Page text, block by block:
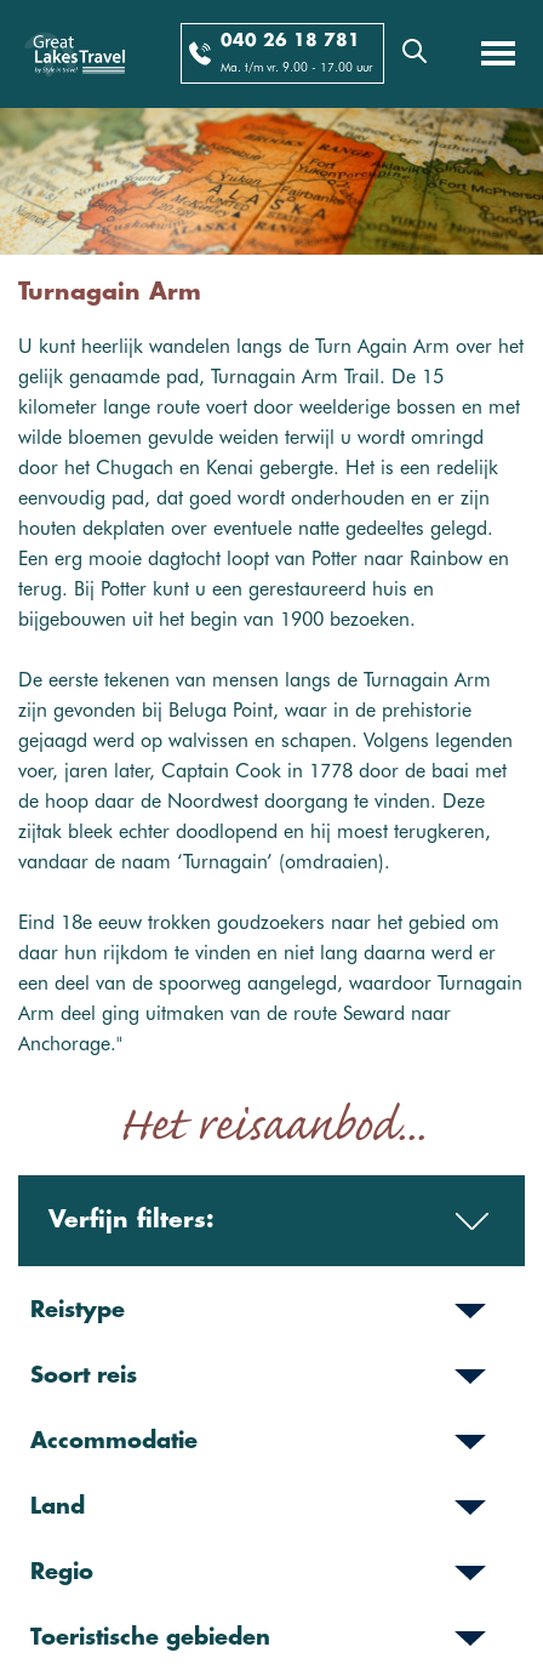
040 26 18 781
Ma. t/m vr. 9.00 - 17.00 uur
Turnagain Arm
U kunt heerlijk wandelen langs de Turn Again Arm over het
gelijk genaamde pad, Turnagain Arm Trail. De 15
kilometer lange route voert door weelderige bossen en met
wilde bloemen gevulde weiden terwijl u wordt omringd
door het Chugach en Kenai gebergte. Het is een redelijk
eenvoudig pad, dat goed wordt onderhouden en er zijn
houten dekplaten over eventuele natte gedeeltes gelegd.
Een erg mooie dagtocht loopt van Potter naar Rainbow en
terug. Bij Potter kunt u een gerestaureerd huis en
bijgebouwen uit het begin van 1900 bezoeken.
De eerste tekenen van mensen langs de Turnagain Arm
zijn gevonden bij Beluga Point, waar in de prehistorie
gejaagd werd op walvissen en schapen. Volgens legenden
voer, jaren later, Captain Cook in 1778 door de baai met
de hoop daar de Noordwest doorgang te vinden. Deze
zijtak bleek echter doodlopend en hij moest terugkeren,
vandaar de naam ‘Turnagain’ (omdraaien).
Eind 18e eeuw trokken goudzoekers naar het gebied om
daar hun rijkdom te vinden en niet lang daarna werd er
een deel van de spoorweg aangelegd, waardoor Turnagain
Arm deel ging uitmaken van de route Seward naar
Anchorage."
Het reisaanbod...
Verfijn filters:
Reistype
Soort reis
Accommodatie
Land
Regio
Toeristische gebieden